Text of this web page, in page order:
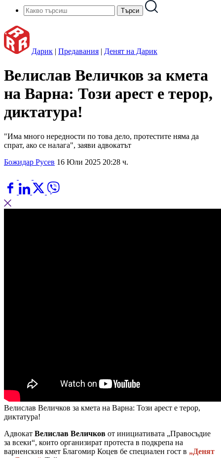
Дарик | Предавания | Денят на Дарик
Велислав Величков за кмета
на Варна: Този арест е терор,
диктатура!
"Има много нередности по това дело, протестите няма да
спрат, ако се налага", заяви адвокатът
Божидар Русев 16 Юли 2025 20:28 ч.
Велислав Величков за кмета на Варна: Този арест е терор,
диктатура!
Адвокат Велислав Величков от инициативата „Правосъдие
за всеки“, които организират протеста в подкрепа на
варненския кмет Благомир Коцев бе специален гост в „Денят